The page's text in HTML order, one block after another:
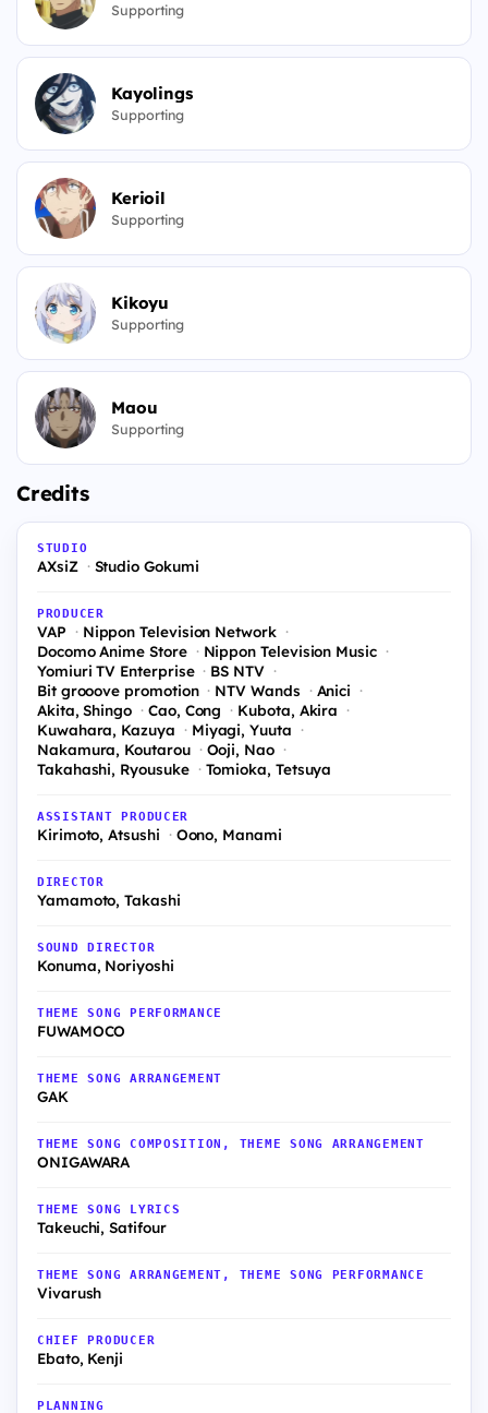
Supporting
Kayolings
Supporting
Kerioil
Supporting
Kikoyu
Supporting
Maou
Supporting
Credits
STUDIO
AXsiZ Studio Gokumi
PRODUCER
VAP
Nippon Television Network
Docomo Anime Store
Nippon Television Music
Yomiuri TV Enterprise
BS NTV
Bit grooove promotion
NTV Wands
Anici
Akita, Shingo
Cao, Cong
Kubota, Akira
Kuwahara, Kazuya
Miyagi, Yuuta
Nakamura, Koutarou
Ooji, Nao
Takahashi, Ryousuke
Tomioka, Tetsuya
ASSISTANT PRODUCER
Kirimoto, Atsushi Oono, Manami
DIRECTOR
Yamamoto, Takashi
SOUND DIRECTOR
Konuma, Noriyoshi
THEME SONG PERFORMANCE
FUWAMOCO
THEME SONG ARRANGEMENT
GAK
THEME SONG COMPOSITION, THEME SONG ARRANGEMENT
ONIGAWARA
THEME SONG LYRICS
Takeuchi, Satifour
THEME SONG ARRANGEMENT, THEME SONG PERFORMANCE
Vivarush
CHIEF PRODUCER
Ebato, Kenji
PLANNING